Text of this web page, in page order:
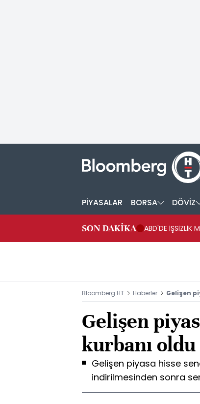
PİYASALAR BORSA DÖVİZ
SON DAKİKA ABD'DE İŞSİZLİK
Bloomberg HT Haberler Gelişen
Gelişen
kurbanı oldu
Gelişen piyasa hisse
indirilmesinden sonra